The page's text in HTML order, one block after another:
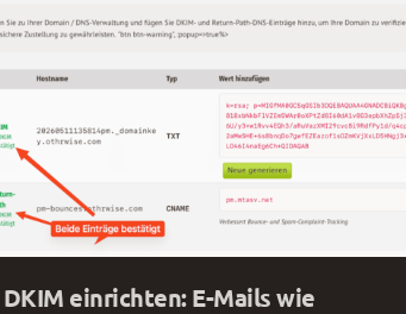
DKIM einrichten: E-Mails wie